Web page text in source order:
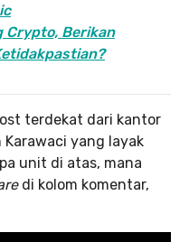
Crypto, Berikan
terdekat dari kantor
Karawaci yang layak
unit di atas, mana
di kolom komentar,